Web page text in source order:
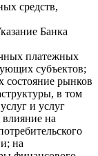
средств,
Банка
платежных
субъектов;
состояние рынков
в том
и услуг
на
на